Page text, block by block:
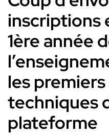
inscriptions
1ère année
les
techniques
plateforme